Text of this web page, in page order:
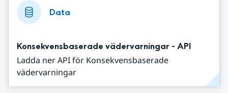
Data
Konsekvensbaserade vädervarningar - API
Ladda ner API för Konsekvensbaserade
vädervarningar